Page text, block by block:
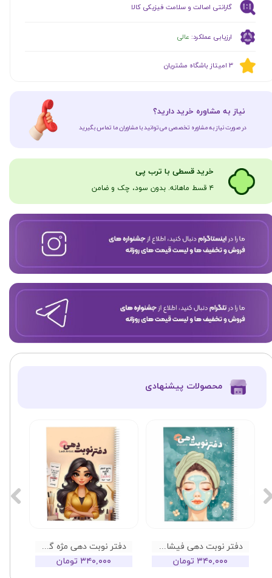
گارانتی اصالت و سلامت فیزیکی کالا
ارزیابی عملکرد: عالی
​​3 امیتاز باشگاه مشتریان
​نیاز به مشاوره خرید دارید؟
در صورت نیاز به مشاوره تخصصی می‌توانید با مشاوران ما تماس بگیرید
​​​خرید قسطی با ترب پی
۴ قسط ماهانه. بدون سود، چک و ضامن​​​​​​​
دفتر نوبت دهی مژه گلپر 01
۳۴۰,۰۰۰ تومان
دفتر نوبت دهی فیشال گلپر
۳۴۰,۰۰۰ تومان
​محصولات پیشنهادی